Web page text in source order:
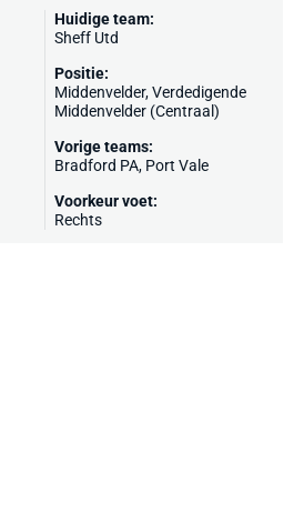
Huidige team:
Sheff Utd
Positie:
Middenvelder, Verdedigende
Middenvelder (Centraal)
Vorige teams:
Bradford PA, Port Vale
Voorkeur voet:
Rechts